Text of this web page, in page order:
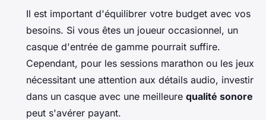
Il est important d'équilibrer votre budget avec vos
besoins. Si vous êtes un joueur occasionnel, un
casque d'entrée de gamme pourrait suffire.
Cependant, pour les sessions marathon ou les jeux
nécessitant une attention aux détails audio, investir
dans un casque avec une meilleure qualité sonore
peut s'avérer payant.